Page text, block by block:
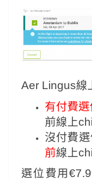
Aer Lingus線
有付費選
前線上
沒付費
前線上
選位費用